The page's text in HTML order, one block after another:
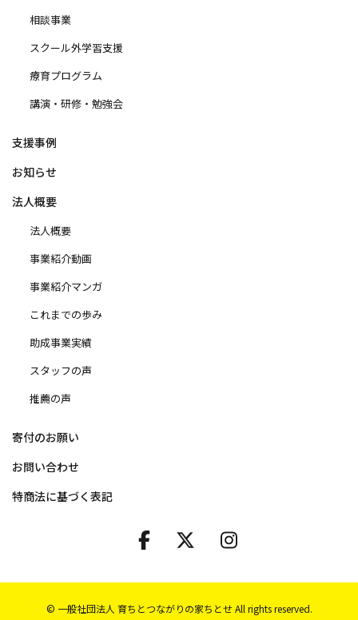
相談事業
スクール外学習支援
療育プログラム
講演・研修・勉強会
支援事例
お知らせ
法人概要
法人概要
事業紹介動画
事業紹介マンガ
これまでの歩み
助成事業実績
スタッフの声
推薦の声
寄付のお願い
お問い合わせ
特商法に基づく表記
© 一般社団法人 育ちとつながりの家ちとせ All rights reserved.